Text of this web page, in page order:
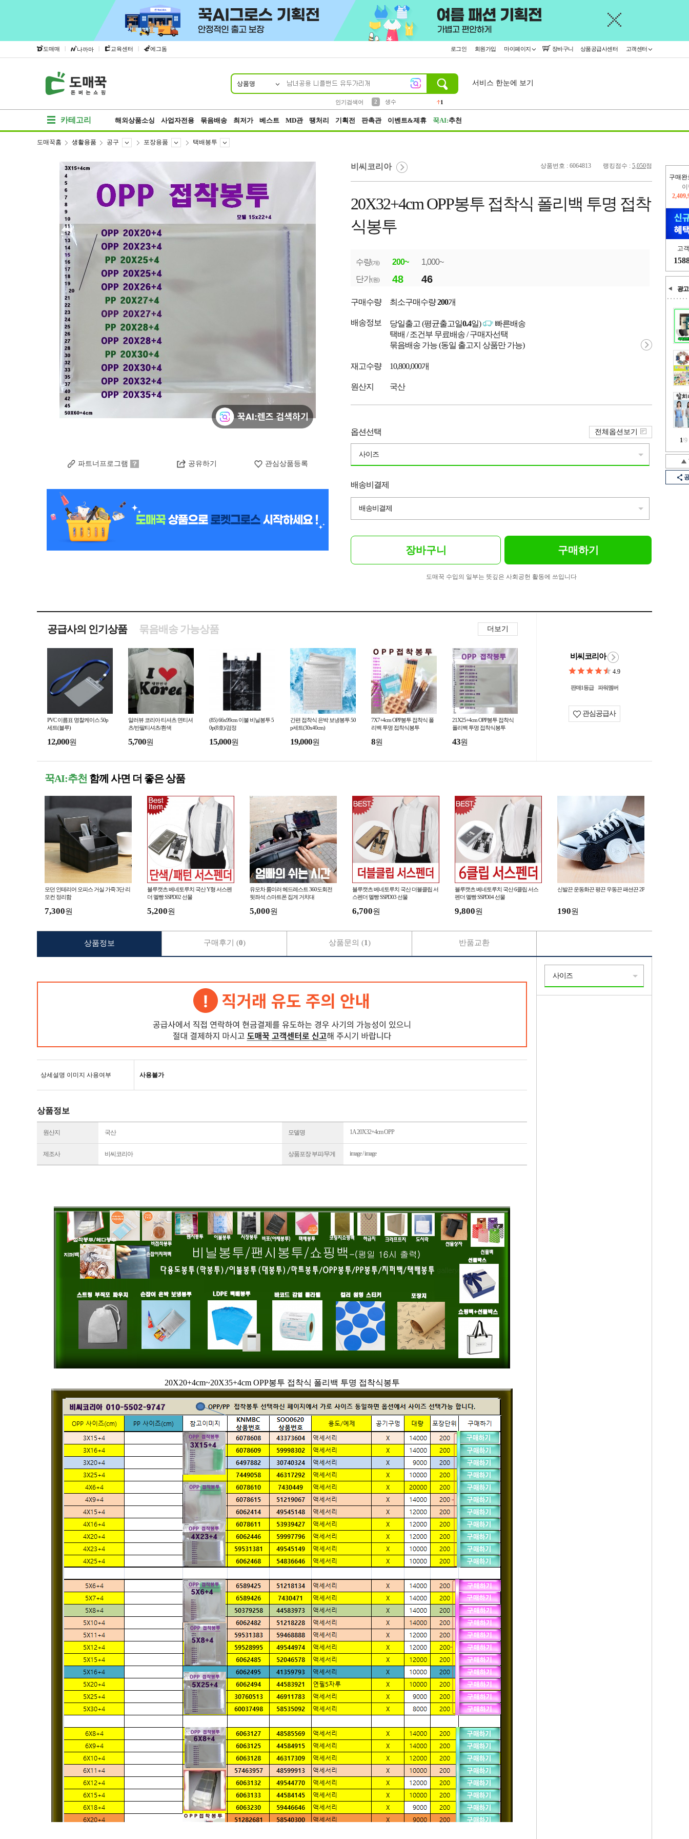
도매매 | 나까마 | 교육센터 | 에그돔 로그인 회원가입 마이페이지 장바구니 상품공급사센터 고객센터
상품명
인기검색어
3
케이스
1
서비스 한눈에 보기
카테고리 해외상품소싱 사업자전용 묶음배송 최저가 베스트 MD관 땡처리 기획전 판촉관 이벤트&제휴 꾹AI:추천
구매완
고
광고
1/9
도매꾹홈 생활용품 공구 포장용품 택배봉투
파트너프로그램 공유하기 관심상품등록
상품번호 : 6064813 랭킹점수 : 5,050점
비씨코리아
20X32+4cm OPP봉투 접착식 폴리백 투명 접착
식봉투
수량(개) 200~
1,000~
단가(원) 48 46
구매수량 최소구매수량200개
배송정보 당일출고 (평균출고일0.4일)
빠른배송
택배 / 조건부 무료배송 / 구매자선택
묶음배송 가능 (동일 출고지 상품만 가능)
재고수량 10,800,000개
원산지 국산
옵션선택
사이즈
전체옵션보기
배송비결제
배송비결제
장바구니 구매하기
도매꾹 수입의 일부는 뜻깊은 사회공헌 활동에 쓰입니다
공급사의 인기상품 더보기
묶음배송 가능상품
PVC 이름표 명찰케이스 50p
세트(블루)
12,000원
알러뷰 코리아 티셔츠 면티셔
츠/반팔티셔츠/흰색
5,700원
(85) 66x99cm 이불 비닐봉투 5
0p(8호)/검정
15,000원
간편 접착식 은박 보냉봉투 50
p세트(30x40cm)
19,000원
7X7+4cm OPP봉투 접착식 폴
리백 투명 접착식봉투
8원
21X25+4cm OPP봉투 접착식
폴리백 투명 접착식봉투
43원
비씨코리아
4.9
판매1등급 파워멤버
관심공급사
꾹AI:추천 함께 사면 더 좋은 상품
모던 인테리어 오피스 거실 가죽 3단 리
모컨 정리함
7,300원
블루캣츠 베네토루치 국산 Y형 서스펜
더 멜빵 SSPD02 선물
5,200원
유모차 룸미러 헤드레스트 360도회전
뒷좌석 스마트폰 집게 거치대
5,000원
블루캣츠 베네토루치 국산 더블클립 서
스펜더 멜빵 SSPD03 선물
6,700원
블루캣츠 베네토루치 국산 6클립 서스
펜더 멜빵 SSPD04 선물
9,800원
신발끈 운동화끈 평끈 우동끈 패션끈 2P
190원
상세설명 이미지 사용여부 사용불가
상품정보
원산지 국산 모델명 1A 20X32+4cm OPP
제조사 비씨코리아 상품포장 부피/무게 image / image
20X20+4cm~20X35+4cm OPP봉투 접착식 폴리백 투명 접착식봉투
상품정보 구매후기 (0) 상품문의 (1) 반품교환
사이즈